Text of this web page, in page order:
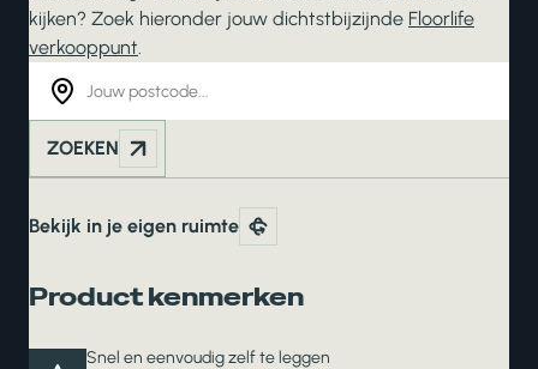
kijken? Zoek hieronder jouw dichtstbijzijnde Floorlife
verkooppunt.
ZOEKEN
Bekijk in je eigen ruimte
Product kenmerken
Snel en eenvoudig zelf te leggen